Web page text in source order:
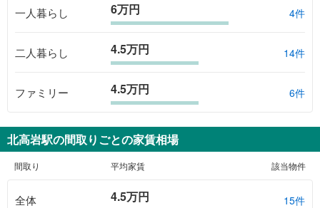
一人暮らし 6万円 4件
二人暮らし 4.5万円 14件
ファミリー 4.5万円 6件
北高岩駅の間取りごとの家賃相場
間取り 平均家賃 該当物件
全体 4.5万円 15件